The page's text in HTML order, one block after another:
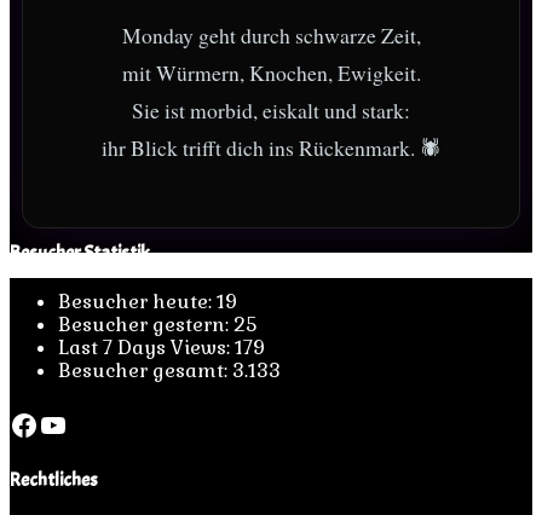
Monday geht durch schwarze Zeit,
mit Würmern, Knochen, Ewigkeit.
Sie ist morbid, eiskalt und stark:
ihr Blick trifft dich ins Rückenmark. 🕷
Besucher Statistik
Besucher heute:19
Besucher gestern:25
Last 7 Days Views:179
Besucher gesamt: 3.133
Facebook
YouTube
Rechtliches